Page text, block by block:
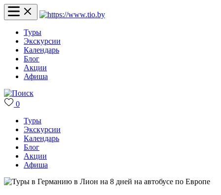
Туры
Экскурсии
Календарь
Блог
Акции
Афиша
0
Туры
Экскурсии
Календарь
Блог
Акции
Афиша